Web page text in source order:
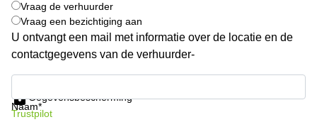
Huren
virtueel
kantoor in
Antwerpen
Antwerpen
Vraag de verhuurder
Vraag een bezichtiging aan
U ontvangt een mail met informatie over de locatie en de
contactgegevens van de verhuurder-
Naam*
Gegevensbescherming
Trustpilot